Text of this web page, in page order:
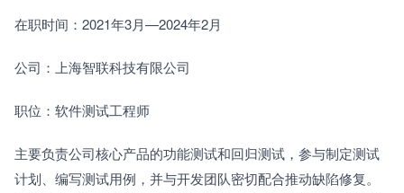
在职时间：2021年3月—2024年2月
公司：上海智联科技有限公司
职位：软件测试工程师
主要负责公司核心产品的功能测试和回归测试，参与制定测试
计划、编写测试用例，并与开发团队密切配合推动缺陷修复。